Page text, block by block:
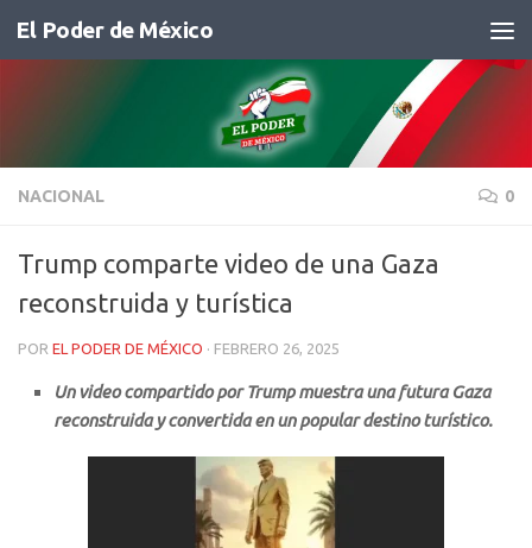
Saltar al contenido
El Poder de México
NACIONAL 0
Trump comparte video de una Gaza
reconstruida y turística
POR EL PODER DE MÉXICO · FEBRERO 26, 2025
Un video compartido por Trump muestra una futura Gaza
reconstruida y convertida en un popular destino turístico.